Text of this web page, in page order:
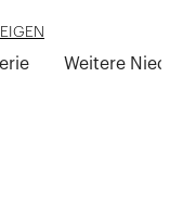
Weitere